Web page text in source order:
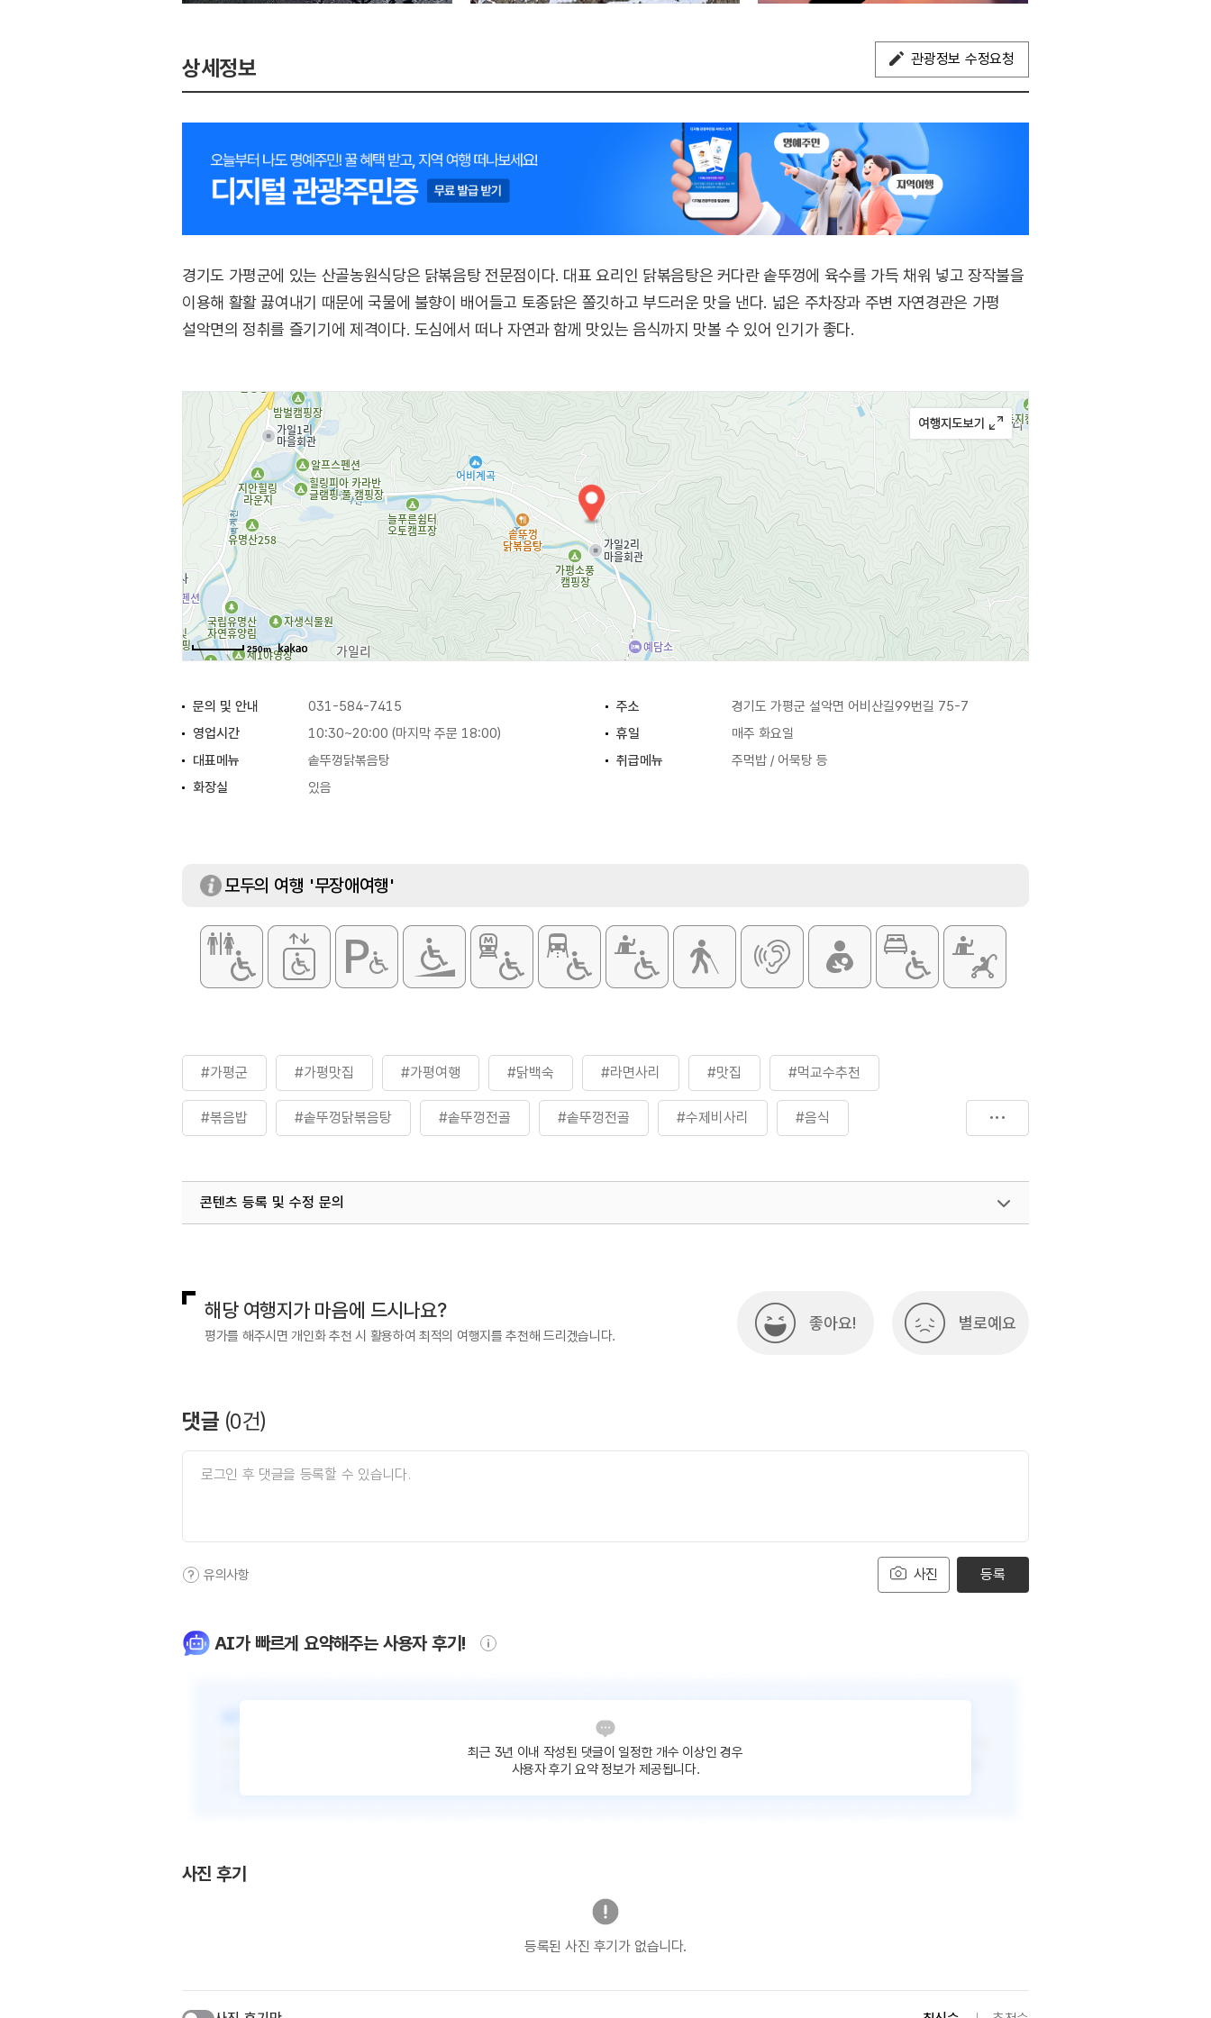
상세정보 관광정보 수정요청
경기도 가평군에 있는 산골농원식당은 닭볶음탕 전문점이다. 대표 요리인 닭볶음탕은 커다란 솥뚜껑에 육수를 가득 채워 넣고 장작불을
이용해 활활 끓여내기 때문에 국물에 불향이 배어들고 토종닭은 쫄깃하고 부드러운 맛을 낸다. 넓은 주차장과 주변 자연경관은 가평
설악면의 정취를 즐기기에 제격이다. 도심에서 떠나 자연과 함께 맛있는 음식까지 맛볼 수 있어 인기가 좋다.
250m
문의 및 안내 031-584-7415 주소
경기도 가평군 설악면 어비산길99번길 75-7
영업시간
10:30~20:00 (마지막 주문 18:00) 휴일
매주 화요일
대표메뉴
솥뚜껑닭볶음탕 취급메뉴
주먹밥 / 어묵탕 등
화장실
있음
모두의 여행 '무장애여행'
#가평군 #가평맛집 #가평여행 #닭백숙 #라면사리 #맛집 #먹교수추천
#볶음밥 #솥뚜껑닭볶음탕 #솥뚜껑전골 #솥뚜껑전골 #수제비사리 #음식
콘텐츠 등록 및 수정 문의
해당 여행지가 마음에 드시나요?
평가를 해주시면 개인화 추천 시 활용하여 최적의 여행지를 추천해 드리겠습니다.
좋아요! 별로예요
댓글 (0건)
사진
유의사항 등록
AI가 빠르게 요약해주는 사용자 후기!
최근 3년 이내 작성된 댓글이 일정한 개수 이상인 경우
사용자 후기 요약 정보가 제공됩니다.
사진 후기
등록된 사진 후기가 없습니다.